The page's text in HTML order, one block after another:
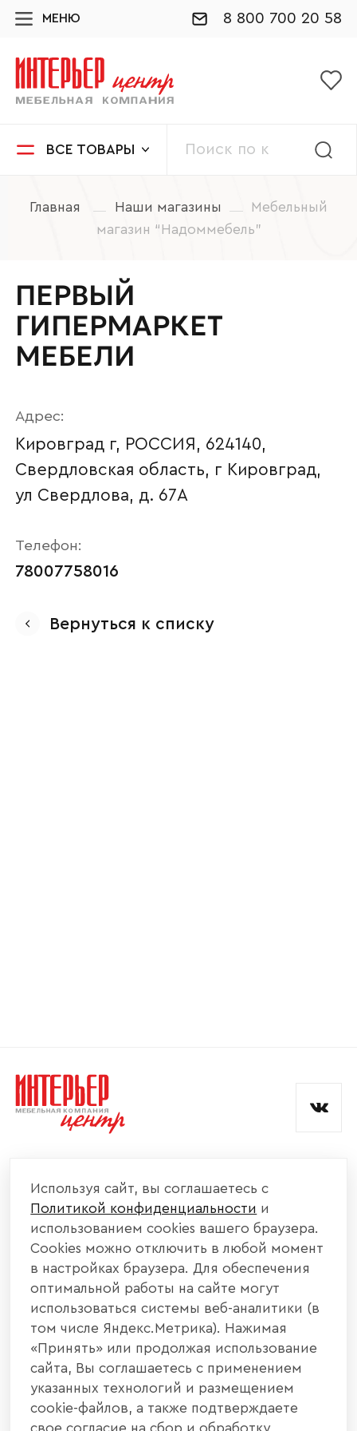
МЕНЮ 8 800 700 20 58
ВСЕ ТОВАРЫ
Главная Наши магазины
Мебельный
магазин “Надоммебель”
ПЕРВЫЙ
ГИПЕРМАРКЕТ
МЕБЕЛИ
Адрес:
Кировград г, РОССИЯ, 624140,
Свердловская область, г Кировград,
ул Свердлова, д. 67А
Телефон:
78007758016
Вернуться к списку
КАТАЛОГ МЕБЕЛИ
ИНФОРМАЦИЯ
НАШИ КОНТАКТЫ
+7 800 700 20 58
440004, г. Пенза, ул. Рябова, д. 31
Ваше имя
и обработкой данных.
Используя сайт, вы соглашаетесь с
Политикой конфиденциальности и
использованием cookies вашего браузера.
Cookies можно отключить в любой момент
в настройках браузера. Для обеспечения
оптимальной работы на сайте могут
использоваться системы веб-аналитики (в
том числе Яндекс.Метрика). Нажимая
«Принять» или продолжая использование
сайта, Вы соглашаетесь с применением
указанных технологий и размещением
cookie-файлов, а также подтверждаете